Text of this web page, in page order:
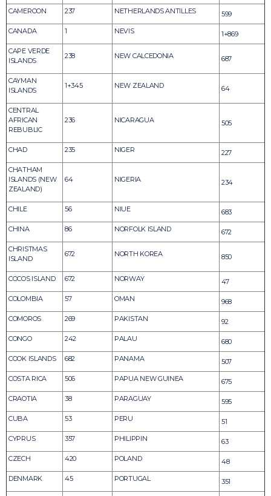
CAMEROON
237 NETHERLANDS ANTILLES
599
CANADA
1 NEVIS
1+869
CAPE VERDE
ISLANDS
238 NEW CALCEDONIA 687
CAYMAN
ISLANDS
1+345 NEW ZEALAND 64
CENTRAL
AFRICAN
REBUBLIC
236 NICARAGUA 505
CHAD 235 NIGER
227
CHATHAM
ISLANDS (NEW
ZEALAND)
64 NIGERIA 234
CHILE 56 NIUE
683
CHINA
86 NORFOLK ISLAND
672
CHRISTMAS
ISLAND
672 NORTH KOREA 850
COCOS ISLAND 672 NORWAY
47
COLOMBIA
57 OMAN
968
COMOROS
269 PAKISTAN
92
CONGO
242 PALAU
680
COOK ISLANDS
682 PANAMA
507
COSTA RICA
506 PAPUA NEW GUINEA
675
CRAOTIA
38 PARAGUAY
595
CUBA
53 PERU
51
CYPRUS
357 PHILIPPIN
63
CZECH
420 POLAND
48
DENMARK
45 PORTUGAL
351